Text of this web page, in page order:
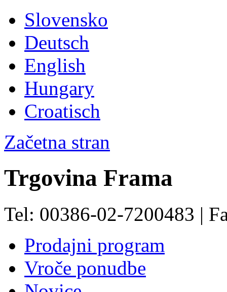
Slovensko
Deutsch
English
Hungary
Croatisch
Začetna stran
Trgovina Frama
Tel: 00386-02-7200483 |
Prodajni program
Vroče ponudbe